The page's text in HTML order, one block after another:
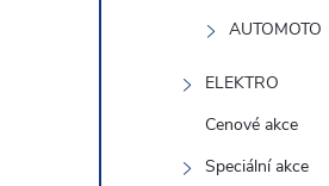
AUTOMOTO
ELEKTRO
Cenové akce
Speciální akce